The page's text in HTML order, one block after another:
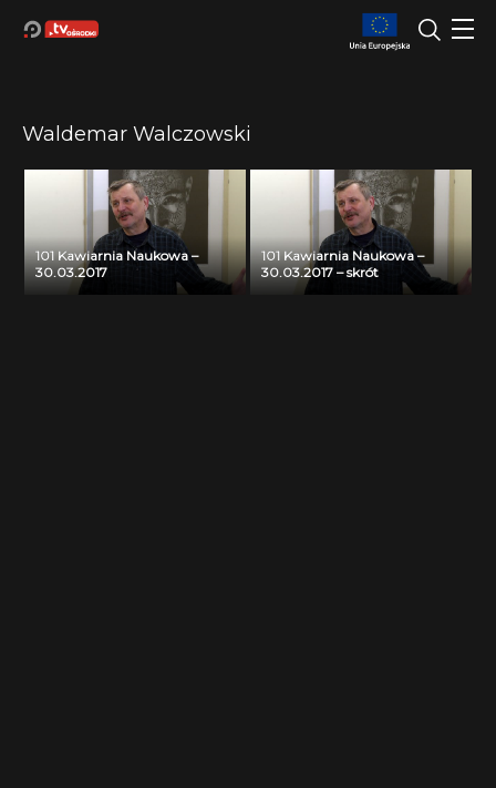
Waldemar Walczowski
101 Kawiarnia Naukowa –
30.03.2017
101 Kawiarnia Naukowa –
30.03.2017 – skrót